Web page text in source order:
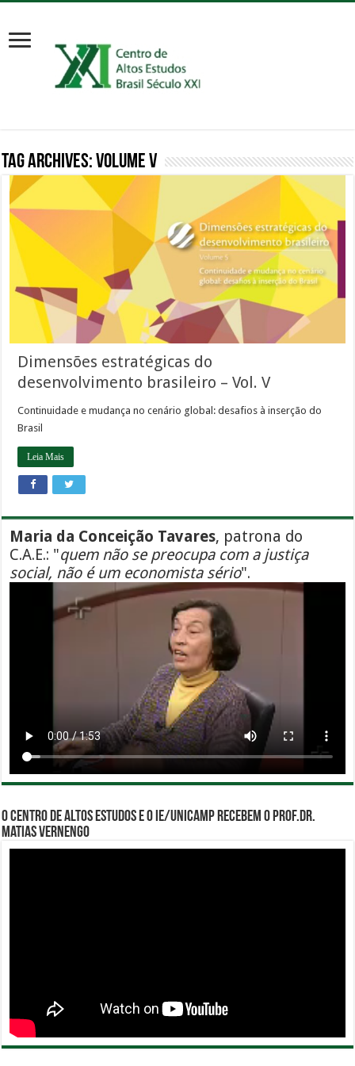
Tag Archives:volume v
Dimensões estratégicas do
desenvolvimento brasileiro – Vol. V
Continuidade e mudança no cenário global: desafios à inserção do
Brasil
Leia Mais
Maria da Conceição Tavares, patrona do
C.A.E.: "quem não se preocupa com a justiça
social, não é um economista sério".
O Centro de Altos Estudos e o IE/Unicamp recebem o Prof.Dr.
Matias Vernengo